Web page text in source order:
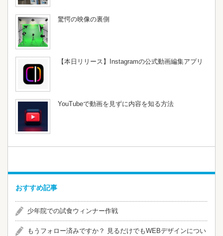
驚愕の映像の裏側
【本日リリース】Instagramの公式動画編集アプリ
YouTubeで動画を見ずに内容を知る方法
おすすめ記事
少年院での試食ウィンナー作戦
​​もうフォロー済みですか？ 見るだけでもWEBデザインについ